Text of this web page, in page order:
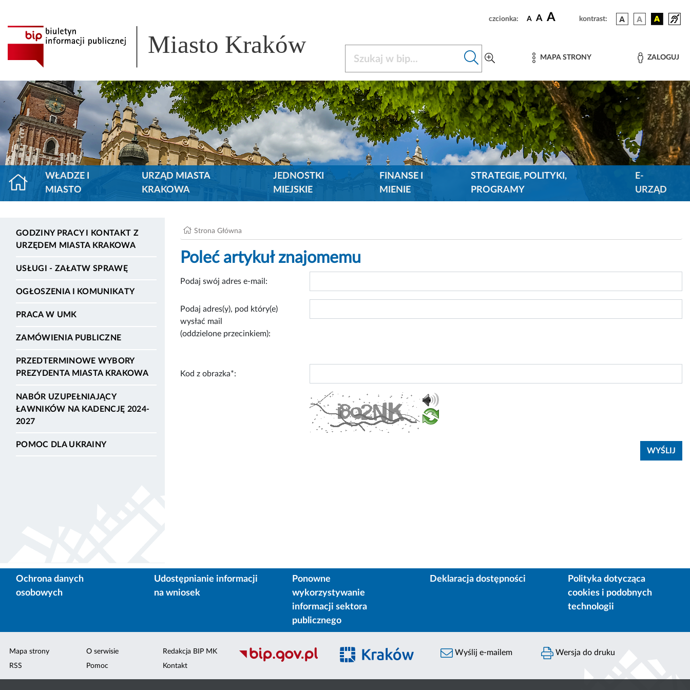
czcionka: A A A kontrast:
Miasto Kraków MAPA STRONY ZALOGUJ
WŁADZE I
MIASTO
URZĄD MIASTA
KRAKOWA
JEDNOSTKI
MIEJSKIE
FINANSE I
MIENIE
STRATEGIE, POLITYKI,
PROGRAMY
E-
URZĄD
GODZINY PRACY I KONTAKT Z
URZĘDEM MIASTA KRAKOWA
USŁUGI - ZAŁATW SPRAWĘ
OGŁOSZENIA I KOMUNIKATY
PRACA W UMK
ZAMÓWIENIA PUBLICZNE
PRZEDTERMINOWE WYBORY
PREZYDENTA MIASTA KRAKOWA
NABÓR UZUPEŁNIAJĄCY
ŁAWNIKÓW NA KADENCJĘ 2024-
2027
POMOC DLA UKRAINY
Strona Główna
Poleć artykuł znajomemu
Podaj swój adres e-mail:
Podaj adres(y), pod który(e)
wysłać mail
(oddzielone przecinkiem):
Kod z obrazka*:
Ochrona danych
osobowych
Udostępnianie informacji
na wniosek
Ponowne
wykorzystywanie
informacji sektora
publicznego
Deklaracja dostępności
Polityka dotycząca
cookies i podobnych
technologii
Mapa strony
RSS
O serwisie
Pomoc
Redakcja BIP MK
Kontakt
Wyślij e-mailem Wersja do druku